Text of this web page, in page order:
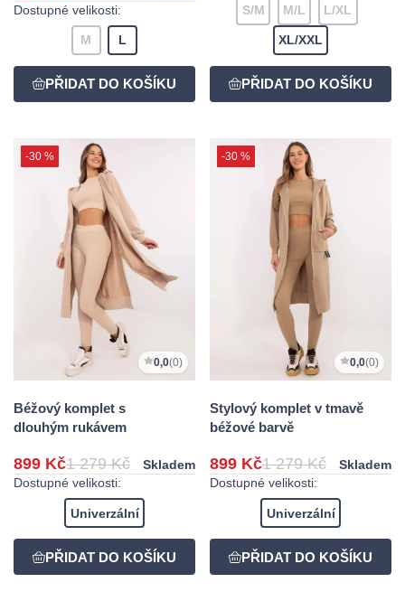
Dostupné velikosti:
M L
S/M M/L L/XL
XL/XXL
-30 %
0,0(0)
Béžový komplet s
dlouhým rukávem
899 Kč1 279 Kč
Skladem
Dostupné velikosti:
Univerzální
-30 %
0,0(0)
Stylový komplet v tmavě
béžové barvě
899 Kč1 279 Kč
Skladem
Dostupné velikosti:
Univerzální